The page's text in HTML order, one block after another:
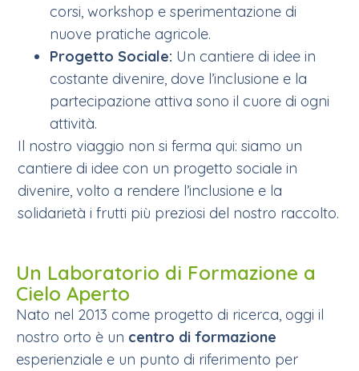
corsi, workshop e sperimentazione di
nuove pratiche agricole.
Progetto Sociale: Un cantiere di idee in
costante divenire, dove l’inclusione e la
partecipazione attiva sono il cuore di ogni
attività.
Il nostro viaggio non si ferma qui: siamo un
cantiere di idee con un progetto sociale in
divenire, volto a rendere l’inclusione e la
solidarietà i frutti più preziosi del nostro raccolto.
Un Laboratorio di Formazione a
Cielo Aperto
Nato nel 2013 come progetto di ricerca, oggi il
nostro orto è un centro di formazione
esperienziale e un punto di riferimento per